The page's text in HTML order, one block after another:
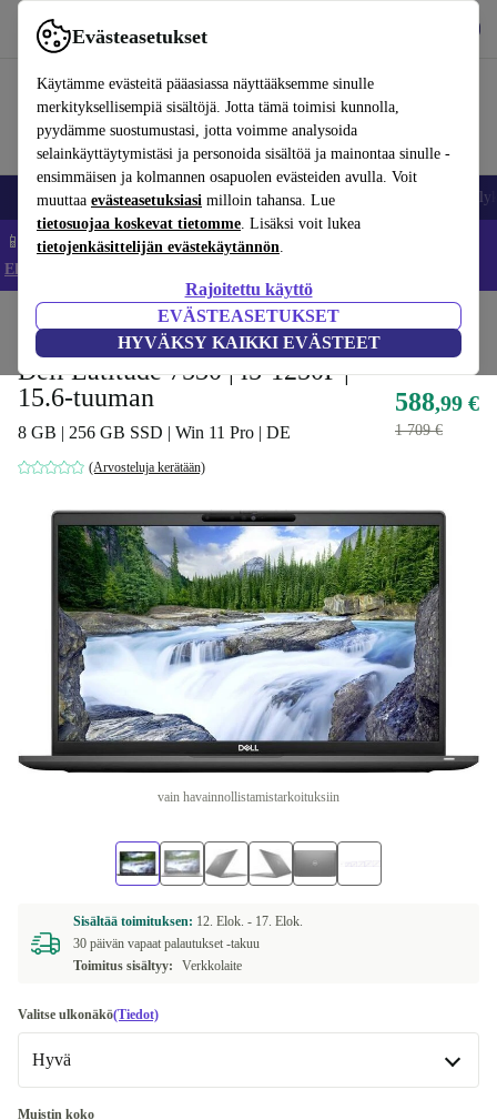
Evästeasetukset
Käytämme evästeitä pääasiassa näyttääksemme sinulle
merkityksellisempiä sisältöjä. Jotta tämä toimisi kunnolla,
pyydämme suostumustasi, jotta voimme analysoida
selainkäyttäytymistäsi ja personoida sisältöä ja mainontaa sinulle -
ensimmäisen ja kolmannen osapuolen evästeiden avulla. Voit
muuttaa evästeasetuksiasi milloin tahansa. Lue
tietosuojaa koskevat tietomme. Lisäksi voit lukea
tietojenkäsittelijän evästekäytännön.
Rajoitettu käyttö
EVÄSTEASETUKSET
HYVÄKSY KAIKKI EVÄSTEET
Käytä refurbed-palvelua nopeasti ja helposti
Matkapuhelimet ja älypuhelimet Kannettavat tietokoneet
📱 Säästä 5 % LISÄÄ iPhoneista – Koodi: IPHONEDEAL –
Ehdot ja säännöt
Kannettavat tietokoneet Dellin kannettavat tietokoneet
Dell Latitude 7530 | i5-1250P |
15.6-tuuman
8 GB | 256 GB SSD | Win 11 Pro | DE
(Arvosteluja kerätään)
588,99 €
1 709 €
vain havainnollistamistarkoituksiin
Sisältää toimituksen: 12. Elok. - 17. Elok.
30 päivän vapaat palautukset -takuu
Toimitus sisältyy:
Verkkolaite
Valitse ulkonäkö(Tiedot)
Hyvä
Hyvä
Muistin koko